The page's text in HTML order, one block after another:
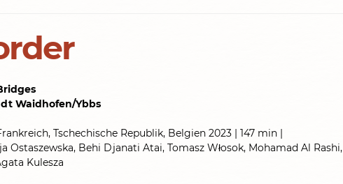
Waidhofen/Ybbs
Tschechische Republik, Belgien 2023 | 147 min |
Ostaszewska, Behi Djanati Atai, Tomasz Włosok, Mohamad Al Rashi,
Kulesza